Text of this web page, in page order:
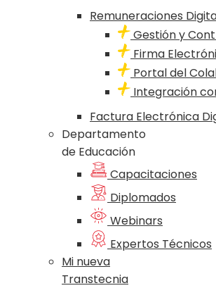
Remuneraciones
Gestión y
Firma
Portal del
Integración
Factura Electrónica
Departamento
de Educación
Capacitaciones
Diplomados
Webinars
Expertos Técnicos
Mi nueva
Transtecnia